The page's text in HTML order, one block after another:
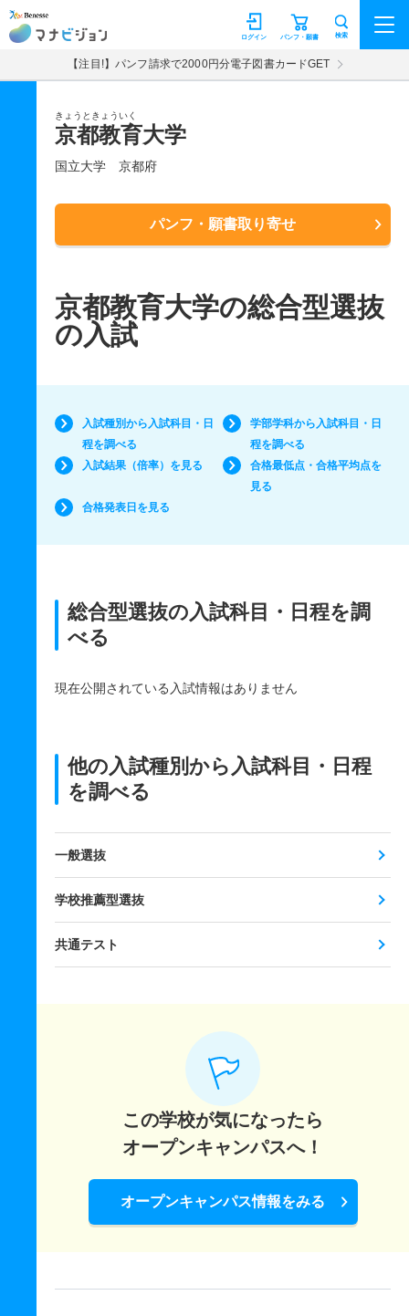
マナビジョン パンフ・願書
ログイン 検索
【注目!】パンフ請求で2000円分電子図書カードGET
きょうときょういく
京都教育大学
国立大学 京都府
パンフ・願書取り寄せ
京都教育大学の総合型選抜
の入試
入試種別から入試科目・日
程を調べる
学部学科から入試科目・日
程を調べる
入試結果（倍率）を見る
合格最低点・合格平均点を
見る
合格発表日を見る
総合型選抜の入試科目・日程を調
べる
現在公開されている入試情報はありません
他の入試種別から入試科目・日程
を調べる
一般選抜
学校推薦型選抜
共通テスト
この学校が気になったら
オープンキャンパスへ！
オープンキャンパス情報をみる